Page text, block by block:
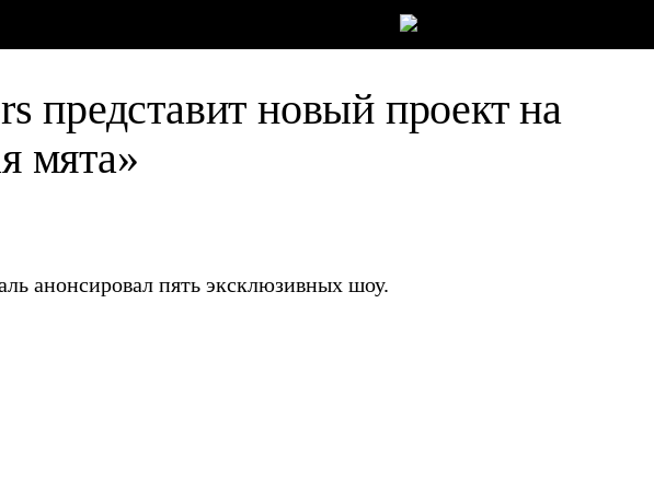
представит новый проект на
мята»
анонсировал пять эксклюзивных шоу.